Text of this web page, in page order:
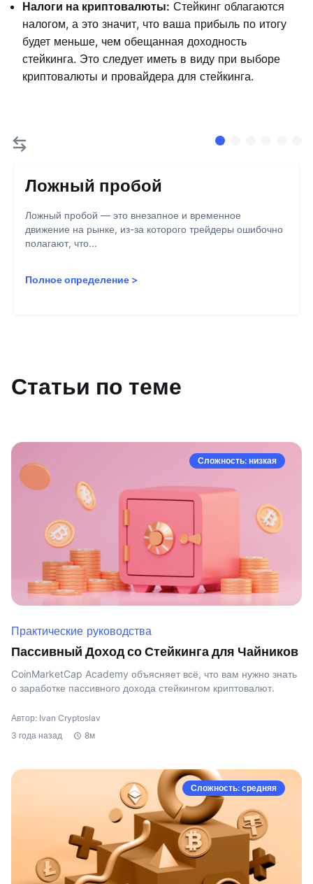
Налоги на криптовалюты: Стейкинг облагаются
налогом, а это значит, что ваша прибыль по итогу
будет меньше, чем обещанная доходность
стейкинга. Это следует иметь в виду при выборе
криптовалюты и провайдера для стейкинга.
Ложный пробой
Ложный пробой — это внезапное и временное
движение на рынке, из-за которого трейдеры ошибочно
полагают, что...
Полное определение >
Статьи по теме
Сложность: низкая
Практические руководства
Пассивный Доход со Стейкинга для Чайников
CoinMarketCap Academy объясняет всё, что вам нужно знать
о заработке пассивного дохода стейкингом криптовалют.
Автор: Ivan Cryptoslav
3 года назад
8м
Сложность: средняя